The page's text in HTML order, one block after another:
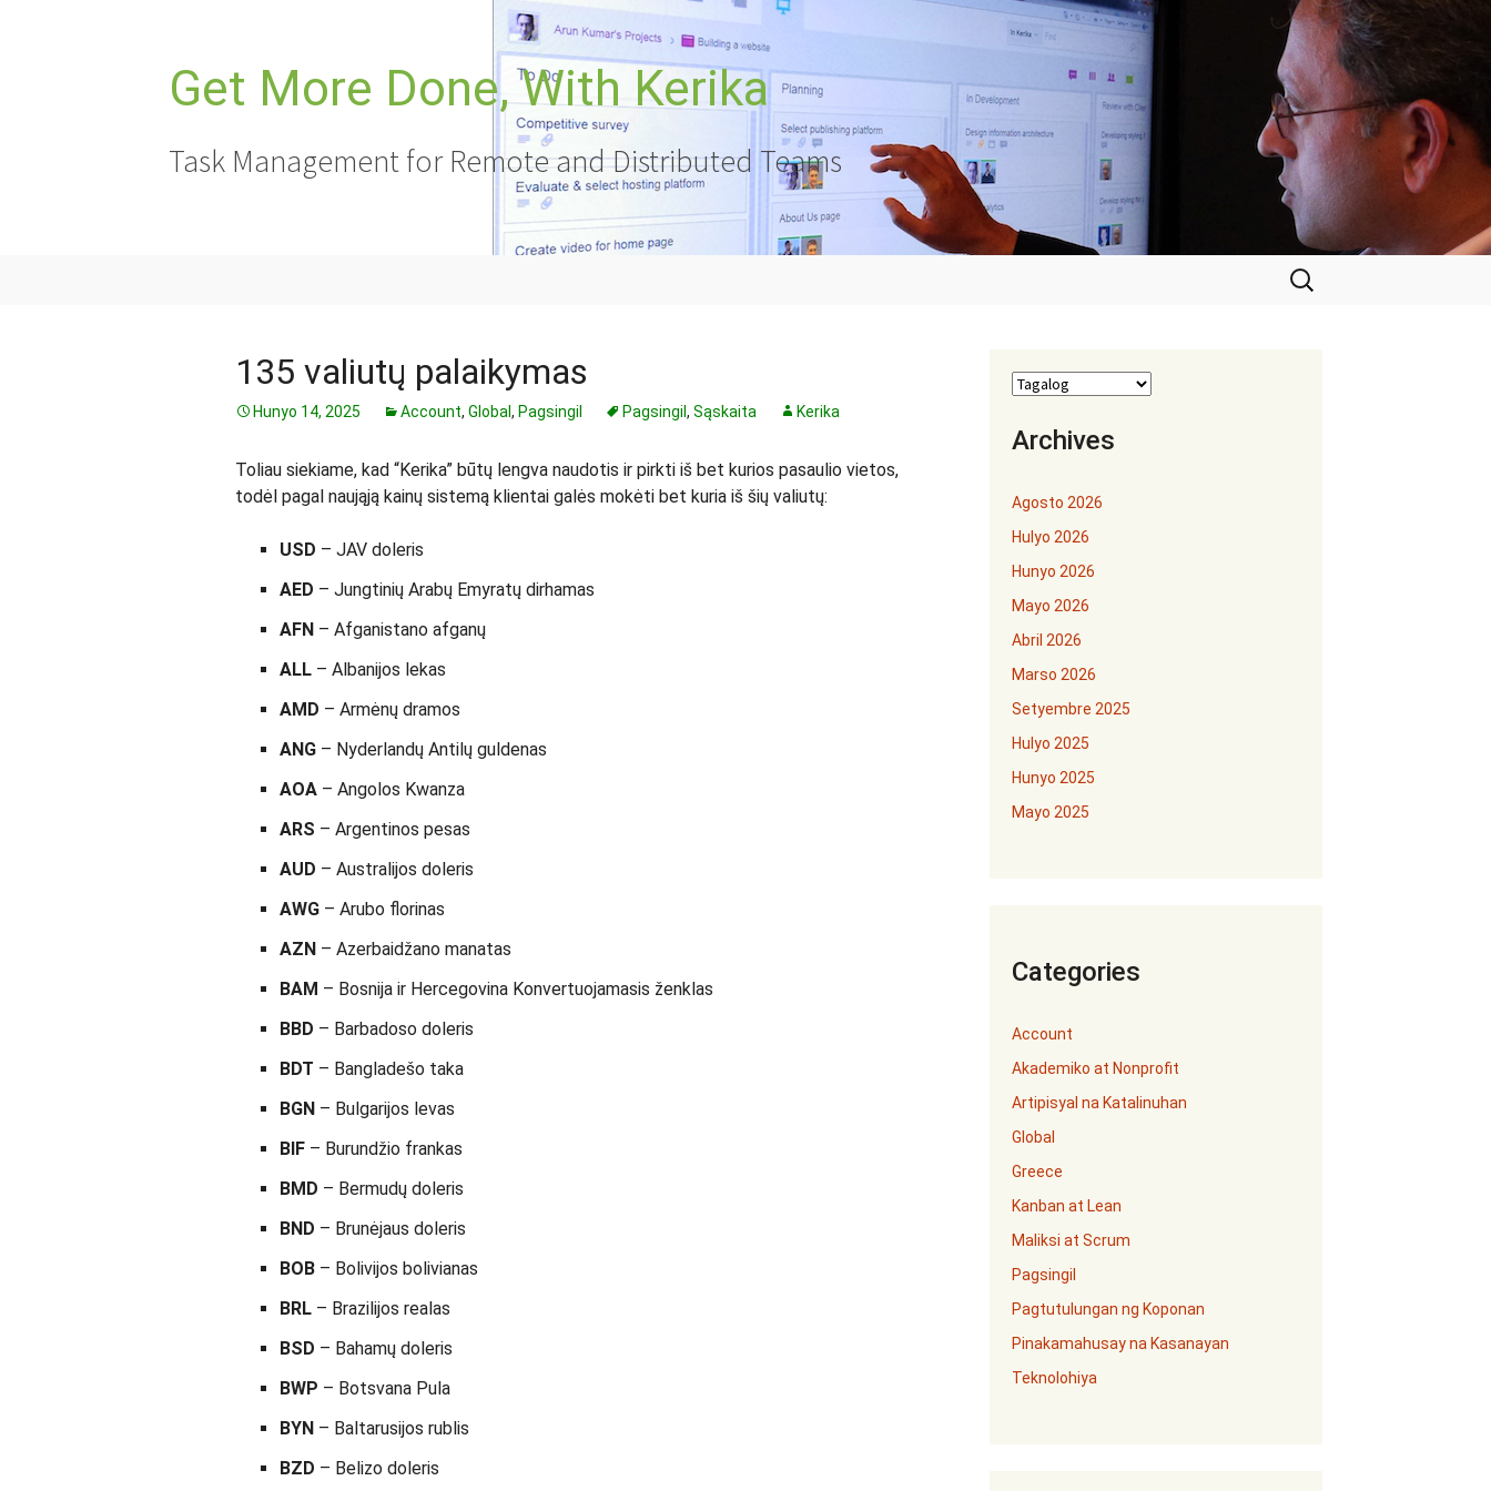
Get More Done, With Kerika
Task Management for Remote and Distributed Teams
Hanapin
ang:
135 valiutų palaikymas
Hunyo 14, 2025 Account, Global , Pagsingil Pagsingil , Sąskaita Kerika
Toliau siekiame, kad “Kerika” būtų lengva naudotis ir pirkti iš bet kurios pasaulio vietos,
todėl pagal naująją kainų sistemą klientai galės mokėti bet kuria iš šių valiutų:
USD – JAV doleris
AED – Jungtinių Arabų Emyratų dirhamas
AFN – Afganistano afganų
ALL – Albanijos lekas
AMD – Armėnų dramos
ANG – Nyderlandų Antilų guldenas
AOA – Angolos Kwanza
ARS – Argentinos pesas
AUD – Australijos doleris
AWG – Arubo florinas
AZN – Azerbaidžano manatas
BAM – Bosnija ir Hercegovina Konvertuojamasis ženklas
BBD – Barbadoso doleris
BDT – Bangladešo taka
BGN – Bulgarijos levas
BIF – Burundžio frankas
BMD – Bermudų doleris
BND – Brunėjaus doleris
BOB – Bolivijos bolivianas
BRL – Brazilijos realas
BSD – Bahamų doleris
BWP – Botsvana Pula
BYN – Baltarusijos rublis
BZD – Belizo doleris
Archives
Agosto 2026
Hulyo 2026
Hunyo 2026
Mayo 2026
Abril 2026
Marso 2026
Setyembre 2025
Hulyo 2025
Hunyo 2025
Mayo 2025
Categories
Account
Akademiko at Nonprofit
Artipisyal na Katalinuhan
Global
Greece
Kanban at Lean
Maliksi at Scrum
Pagsingil
Pagtutulungan ng Koponan
Pinakamahusay na Kasanayan
Teknolohiya